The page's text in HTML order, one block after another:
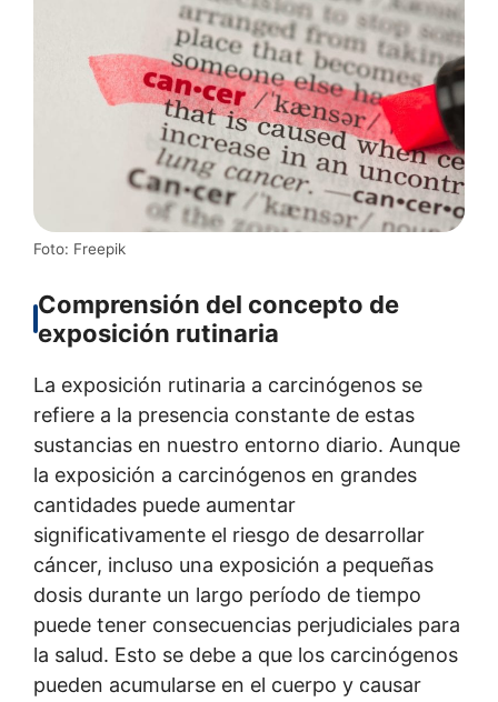
Foto: Freepik
Comprensión del concepto de
exposición rutinaria
La exposición rutinaria a carcinógenos se
refiere a la presencia constante de estas
sustancias en nuestro entorno diario. Aunque
la exposición a carcinógenos en grandes
cantidades puede aumentar
significativamente el riesgo de desarrollar
cáncer, incluso una exposición a pequeñas
dosis durante un largo período de tiempo
puede tener consecuencias perjudiciales para
la salud. Esto se debe a que los carcinógenos
pueden acumularse en el cuerpo y causar